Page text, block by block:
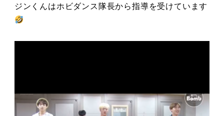
ジンくんはホビダンス隊長から指導を受けています